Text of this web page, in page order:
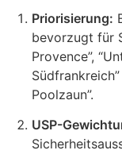
Priorisierung:
bevorzugt für
Provence”,
Poolzaun”.
USP-